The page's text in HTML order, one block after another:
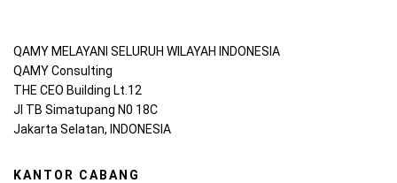
QAMY MELAYANI SELURUH WILAYAH INDONESIA
QAMY Consulting
THE CEO Building Lt.12
Jl TB Simatupang N0 18C
Jakarta Selatan, INDONESIA
KANTOR CABANG